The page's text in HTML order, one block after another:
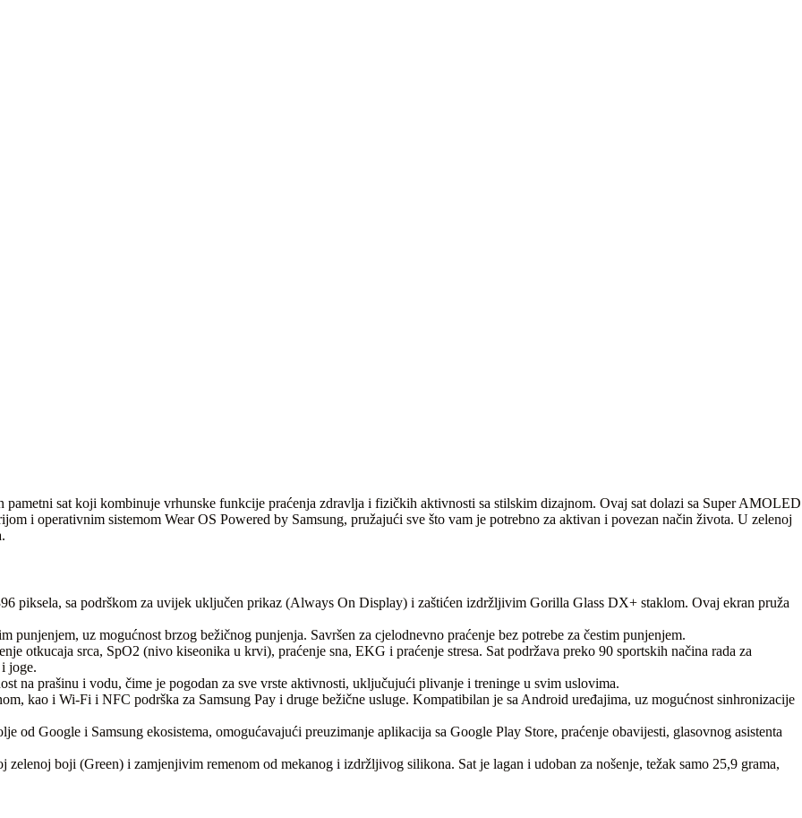
pametni sat koji kombinuje vrhunske funkcije praćenja zdravlja i fizičkih aktivnosti sa stilskim dizajnom. Ovaj sat dolazi sa Super AMOLED
i operativnim sistemom Wear OS Powered by Samsung, pružajući sve što vam je potrebno za aktivan i povezan način života. U zelenoj
piksela, sa podrškom za uvijek uključen prikaz (Always On Display) i zaštićen izdržljivim Gorilla Glass DX+ staklom. Ovaj ekran pruža
punjenjem, uz mogućnost brzog bežičnog punjenja. Savršen za cjelodnevno praćenje bez potrebe za čestim punjenjem.
otkucaja srca, SpO2 (nivo kiseonika u krvi), praćenje sna, EKG i praćenje stresa. Sat podržava preko 90 sportskih načina rada za
joge.
na prašinu i vodu, čime je pogodan za sve vrste aktivnosti, uključujući plivanje i treninge u svim uslovima.
kao i Wi-Fi i NFC podrška za Samsung Pay i druge bežične usluge. Kompatibilan je sa Android uređajima, uz mogućnost sinhronizacije
od Google i Samsung ekosistema, omogućavajući preuzimanje aplikacija sa Google Play Store, praćenje obavijesti, glasovnog asistenta
boji (Green) i zamjenjivim remenom od mekanog i izdržljivog silikona. Sat je lagan i udoban za nošenje, težak samo 25,9 grama,